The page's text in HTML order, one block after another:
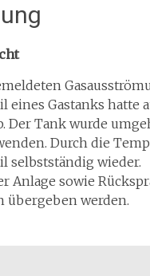
eines Gastanks
Der Tank wurde
Durch die
selbstständig wieder.
Anlage sowie
übergeben werden.